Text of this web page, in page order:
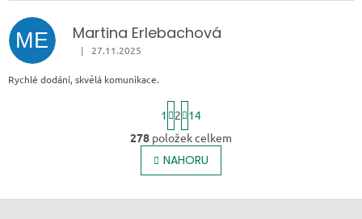
ME Martina Erlebachová
Hodnocení obchodu je 5 z 5 hvězdiček.
| 27.11.2025
Rychlé dodání, skvělá komunikace.
Ovládací prvky
Stránkování
1 2
14
278 položek celkem
NAHORU
Zápatí